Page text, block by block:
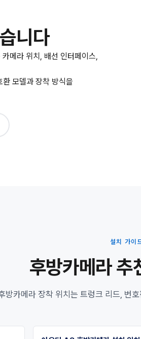
니다
메라 위치, 배선 인터페이스,
모델과 장착 방식을
설치 가이
후방카메라 추
방카메라 장착 위치는 트렁크 리드, 번